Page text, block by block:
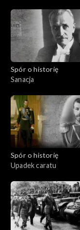
Spór o historię
Sanacja
Spór o historię
Upadek caratu